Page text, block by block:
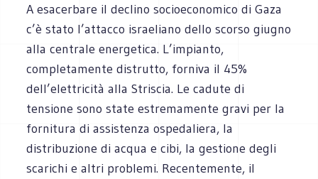
A esacerbare il declino socioeconomico di Gaza
c’è stato l’attacco israeliano dello scorso giugno
alla centrale energetica. L’impianto,
completamente distrutto, forniva il 45%
dell’elettricità alla Striscia. Le cadute di
tensione sono state estremamente gravi per la
fornitura di assistenza ospedaliera, la
distribuzione di acqua e cibi, la gestione degli
scarichi e altri problemi. Recentemente, il